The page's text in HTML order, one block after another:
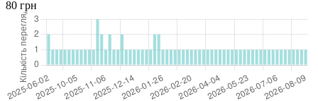
80 грн